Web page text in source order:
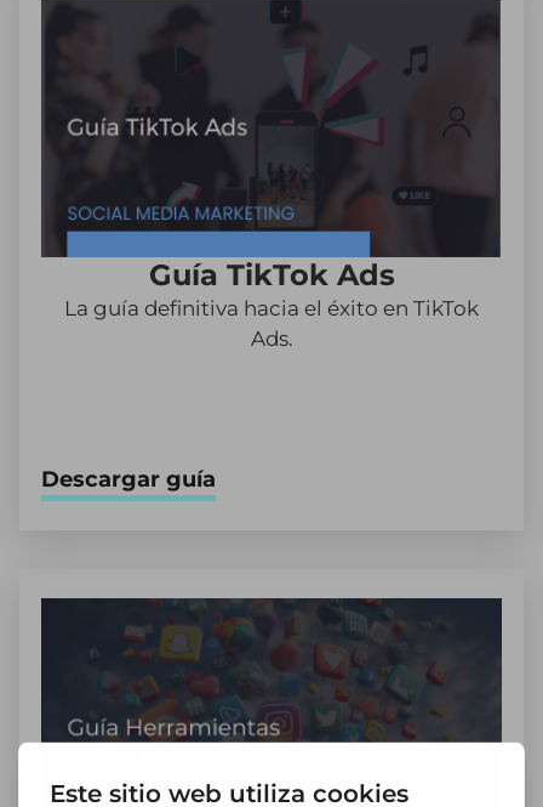
Guía TikTok Ads
La guía definitiva hacia el éxito en TikTok
Ads.
Descargar guía